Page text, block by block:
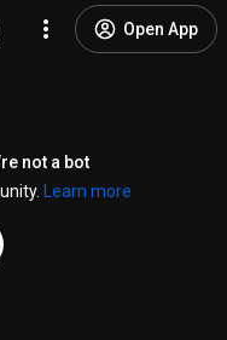
Open App
not a bot
Learn more